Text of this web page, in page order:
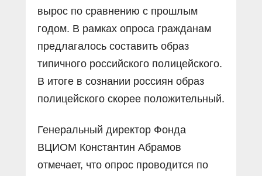
вырос по сравнению с прошлым
годом. В рамках опроса гражданам
предлагалось составить образ
типичного российского полицейского.
В итоге в сознании россиян образ
полицейского скорее положительный.
Генеральный директор Фонда
ВЦИОМ Константин Абрамов
отмечает, что опрос проводится по